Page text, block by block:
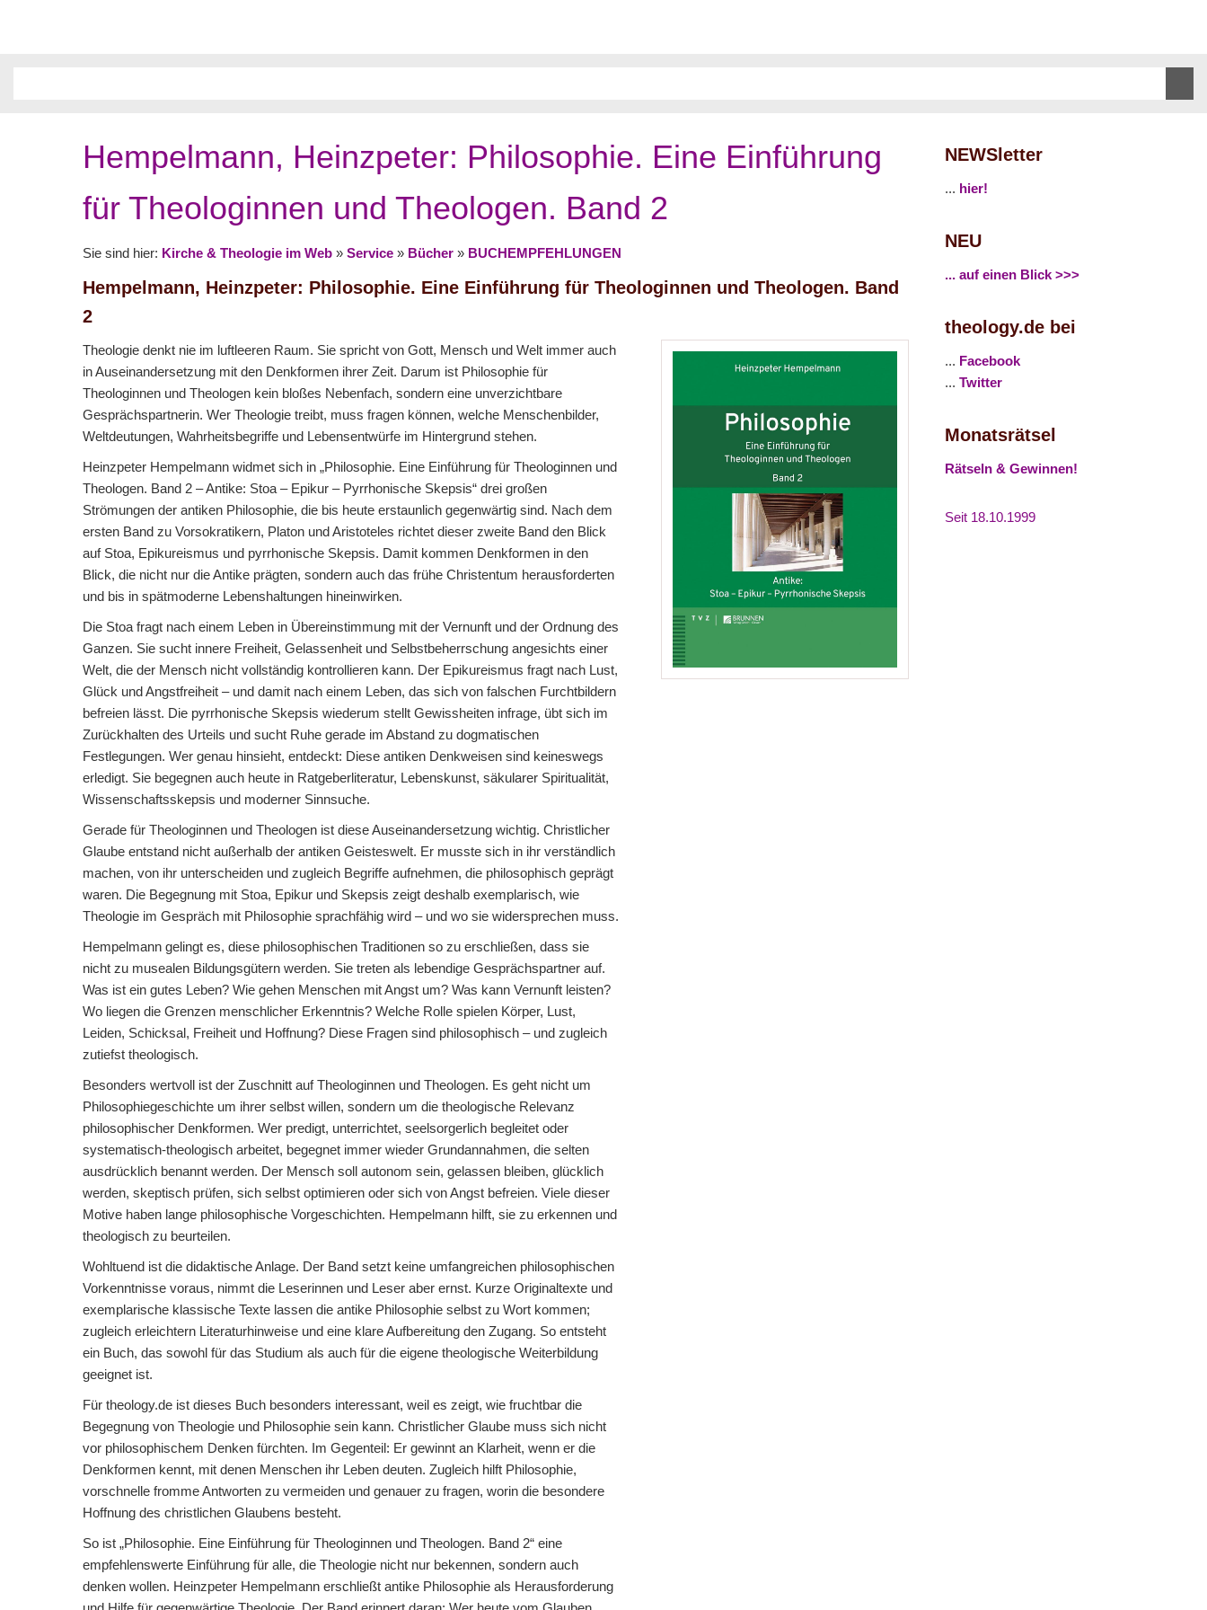
Hempelmann, Heinzpeter: Philosophie. Eine Einführung
für Theologinnen und Theologen. Band 2
Sie sind hier: Kirche & Theologie im Web » Service » Bücher » BUCHEMPFEHLUNGEN
Hempelmann, Heinzpeter: Philosophie. Eine Einführung für Theologinnen und Theologen. Band
2
Theologie denkt nie im luftleeren Raum. Sie spricht von Gott, Mensch und Welt immer auch
in Auseinandersetzung mit den Denkformen ihrer Zeit. Darum ist Philosophie für
Theologinnen und Theologen kein bloßes Nebenfach, sondern eine unverzichtbare
Gesprächspartnerin. Wer Theologie treibt, muss fragen können, welche Menschenbilder,
Weltdeutungen, Wahrheitsbegriffe und Lebensentwürfe im Hintergrund stehen.
Heinzpeter Hempelmann widmet sich in „Philosophie. Eine Einführung für Theologinnen und
Theologen. Band 2 – Antike: Stoa – Epikur – Pyrrhonische Skepsis“ drei großen
Strömungen der antiken Philosophie, die bis heute erstaunlich gegenwärtig sind. Nach dem
ersten Band zu Vorsokratikern, Platon und Aristoteles richtet dieser zweite Band den Blick
auf Stoa, Epikureismus und pyrrhonische Skepsis. Damit kommen Denkformen in den
Blick, die nicht nur die Antike prägten, sondern auch das frühe Christentum herausforderten
und bis in spätmoderne Lebenshaltungen hineinwirken.
Die Stoa fragt nach einem Leben in Übereinstimmung mit der Vernunft und der Ordnung des
Ganzen. Sie sucht innere Freiheit, Gelassenheit und Selbstbeherrschung angesichts einer
Welt, die der Mensch nicht vollständig kontrollieren kann. Der Epikureismus fragt nach Lust,
Glück und Angstfreiheit – und damit nach einem Leben, das sich von falschen Furchtbildern
befreien lässt. Die pyrrhonische Skepsis wiederum stellt Gewissheiten infrage, übt sich im
Zurückhalten des Urteils und sucht Ruhe gerade im Abstand zu dogmatischen
Festlegungen. Wer genau hinsieht, entdeckt: Diese antiken Denkweisen sind keineswegs
erledigt. Sie begegnen auch heute in Ratgeberliteratur, Lebenskunst, säkularer Spiritualität,
Wissenschaftsskepsis und moderner Sinnsuche.
Gerade für Theologinnen und Theologen ist diese Auseinandersetzung wichtig. Christlicher
Glaube entstand nicht außerhalb der antiken Geisteswelt. Er musste sich in ihr verständlich
machen, von ihr unterscheiden und zugleich Begriffe aufnehmen, die philosophisch geprägt
waren. Die Begegnung mit Stoa, Epikur und Skepsis zeigt deshalb exemplarisch, wie
Theologie im Gespräch mit Philosophie sprachfähig wird – und wo sie widersprechen muss.
Hempelmann gelingt es, diese philosophischen Traditionen so zu erschließen, dass sie
nicht zu musealen Bildungsgütern werden. Sie treten als lebendige Gesprächspartner auf.
Was ist ein gutes Leben? Wie gehen Menschen mit Angst um? Was kann Vernunft leisten?
Wo liegen die Grenzen menschlicher Erkenntnis? Welche Rolle spielen Körper, Lust,
Leiden, Schicksal, Freiheit und Hoffnung? Diese Fragen sind philosophisch – und zugleich
zutiefst theologisch.
Besonders wertvoll ist der Zuschnitt auf Theologinnen und Theologen. Es geht nicht um
Philosophiegeschichte um ihrer selbst willen, sondern um die theologische Relevanz
philosophischer Denkformen. Wer predigt, unterrichtet, seelsorgerlich begleitet oder
systematisch-theologisch arbeitet, begegnet immer wieder Grundannahmen, die selten
ausdrücklich benannt werden. Der Mensch soll autonom sein, gelassen bleiben, glücklich
werden, skeptisch prüfen, sich selbst optimieren oder sich von Angst befreien. Viele dieser
Motive haben lange philosophische Vorgeschichten. Hempelmann hilft, sie zu erkennen und
theologisch zu beurteilen.
Wohltuend ist die didaktische Anlage. Der Band setzt keine umfangreichen philosophischen
Vorkenntnisse voraus, nimmt die Leserinnen und Leser aber ernst. Kurze Originaltexte und
exemplarische klassische Texte lassen die antike Philosophie selbst zu Wort kommen;
zugleich erleichtern Literaturhinweise und eine klare Aufbereitung den Zugang. So entsteht
ein Buch, das sowohl für das Studium als auch für die eigene theologische Weiterbildung
geeignet ist.
Für theology.de ist dieses Buch besonders interessant, weil es zeigt, wie fruchtbar die
Begegnung von Theologie und Philosophie sein kann. Christlicher Glaube muss sich nicht
vor philosophischem Denken fürchten. Im Gegenteil: Er gewinnt an Klarheit, wenn er die
Denkformen kennt, mit denen Menschen ihr Leben deuten. Zugleich hilft Philosophie,
vorschnelle fromme Antworten zu vermeiden und genauer zu fragen, worin die besondere
Hoffnung des christlichen Glaubens besteht.
So ist „Philosophie. Eine Einführung für Theologinnen und Theologen. Band 2“ eine
empfehlenswerte Einführung für alle, die Theologie nicht nur bekennen, sondern auch
denken wollen. Heinzpeter Hempelmann erschließt antike Philosophie als Herausforderung
NEWSletter
... hier!
NEU
... auf einen Blick >>>
theology.de bei
... Facebook
... Twitter
Monatsrätsel
Rätseln & Gewinnen!
Seit 18.10.1999